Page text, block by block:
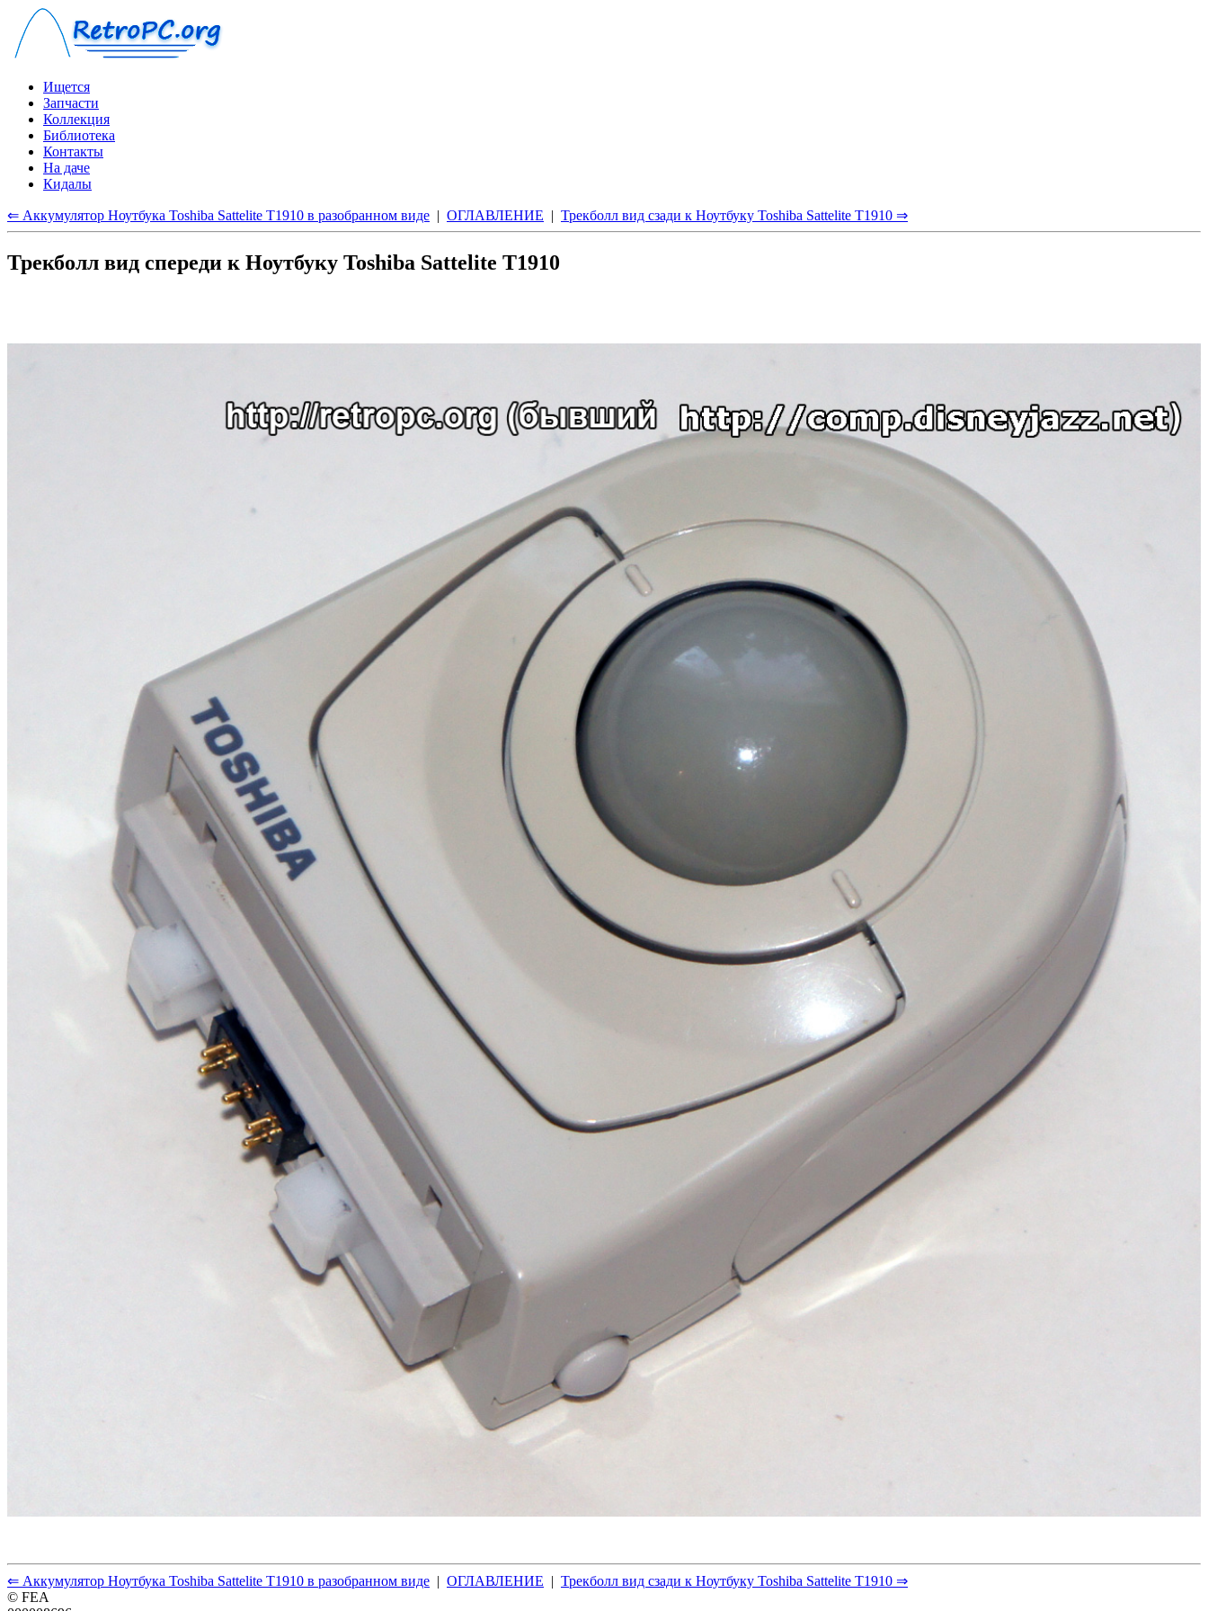
Ищется
Запчасти
Коллекция
Библиотека
Контакты
На даче
Кидалы
⇐ Аккумулятор Ноутбука Toshiba Sattelite T1910 в разобранном виде | ОГЛАВЛЕНИЕ | Трекболл вид сзади к Ноутбуку Toshiba Sattelite T1910 ⇒
Трекболл вид спереди к Ноутбуку Toshiba Sattelite T1910
⇐ Аккумулятор Ноутбука Toshiba Sattelite T1910 в разобранном виде | ОГЛАВЛЕНИЕ | Трекболл вид сзади к Ноутбуку Toshiba Sattelite T1910 ⇒
© FEA